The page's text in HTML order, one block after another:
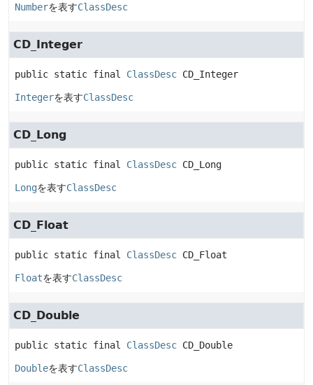
Numberを表すClassDesc
CD_Integer
public static final ClassDesc CD_Integer
Integerを表すClassDesc
CD_Long
public static final ClassDesc CD_Long
Longを表すClassDesc
CD_Float
public static final ClassDesc CD_Float
Floatを表すClassDesc
CD_Double
public static final ClassDesc CD_Double
Doubleを表すClassDesc